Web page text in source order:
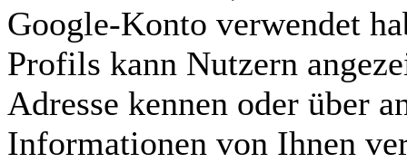
Google-Konto verwendet
Profils kann Nutzern
Adresse kennen oder über
Informationen von Ihnen